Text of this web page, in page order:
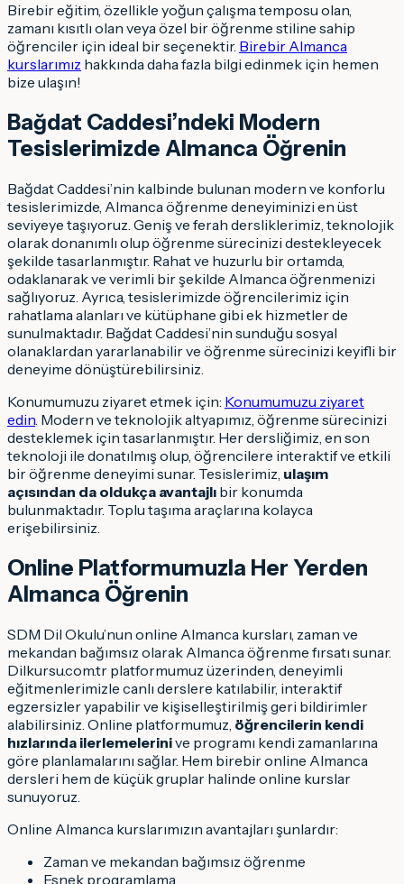
Birebir eğitim, özellikle yoğun çalışma temposu olan,
zamanı kısıtlı olan veya özel bir öğrenme stiline sahip
öğrenciler için ideal bir seçenektir. Birebir Almanca
kurslarımız hakkında daha fazla bilgi edinmek için hemen
bize ulaşın!
Bağdat Caddesi’ndeki Modern
Tesislerimizde Almanca Öğrenin
Bağdat Caddesi’nin kalbinde bulunan modern ve konforlu
tesislerimizde, Almanca öğrenme deneyiminizi en üst
seviyeye taşıyoruz. Geniş ve ferah dersliklerimiz, teknolojik
olarak donanımlı olup öğrenme sürecinizi destekleyecek
şekilde tasarlanmıştır. Rahat ve huzurlu bir ortamda,
odaklanarak ve verimli bir şekilde Almanca öğrenmenizi
sağlıyoruz. Ayrıca, tesislerimizde öğrencilerimiz için
rahatlama alanları ve kütüphane gibi ek hizmetler de
sunulmaktadır. Bağdat Caddesi’nin sunduğu sosyal
olanaklardan yararlanabilir ve öğrenme sürecinizi keyifli bir
deneyime dönüştürebilirsiniz.
Konumumuzu ziyaret etmek için: Konumumuzu ziyaret
edin. Modern ve teknolojik altyapımız, öğrenme sürecinizi
desteklemek için tasarlanmıştır. Her dersliğimiz, en son
teknoloji ile donatılmış olup, öğrencilere interaktif ve etkili
bir öğrenme deneyimi sunar. Tesislerimiz, ulaşım
açısından da oldukça avantajlı bir konumda
bulunmaktadır. Toplu taşıma araçlarına kolayca
erişebilirsiniz.
Online Platformumuzla Her Yerden
Almanca Öğrenin
SDM Dil Okulu’nun online Almanca kursları, zaman ve
mekandan bağımsız olarak Almanca öğrenme fırsatı sunar.
Dilkursu.com.tr platformumuz üzerinden, deneyimli
eğitmenlerimizle canlı derslere katılabilir, interaktif
egzersizler yapabilir ve kişiselleştirilmiş geri bildirimler
alabilirsiniz. Online platformumuz, öğrencilerin kendi
hızlarında ilerlemelerinive programı kendi zamanlarına
göre planlamalarını sağlar. Hem birebir online Almanca
dersleri hem de küçük gruplar halinde online kurslar
sunuyoruz.
Online Almanca kurslarımızın avantajları şunlardır:
Zaman ve mekandan bağımsız öğrenme
Esnek programlama